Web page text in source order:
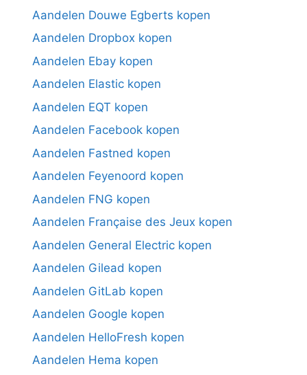
Aandelen Douwe Egberts kopen
Aandelen Dropbox kopen
Aandelen Ebay kopen
Aandelen Elastic kopen
Aandelen EQT kopen
Aandelen Facebook kopen
Aandelen Fastned kopen
Aandelen Feyenoord kopen
Aandelen FNG kopen
Aandelen Française des Jeux kopen
Aandelen General Electric kopen
Aandelen Gilead kopen
Aandelen GitLab kopen
Aandelen Google kopen
Aandelen HelloFresh kopen
Aandelen Hema kopen